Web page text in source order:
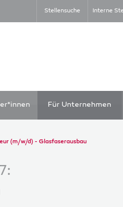
Stellensuche Interne
Für Unternehmen
(m/w/d) - Glasfaserausbau